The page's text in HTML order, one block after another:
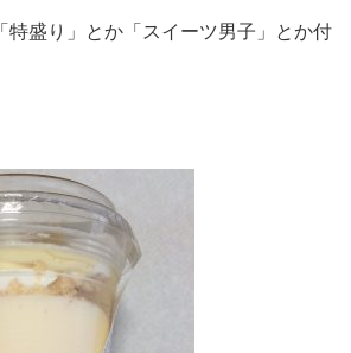
特盛り」とか「スイーツ男子」とか付